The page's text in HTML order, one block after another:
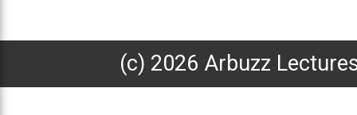
(с) 2026 Arbuzz